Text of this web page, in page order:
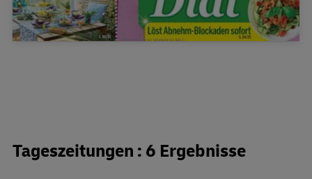
Tageszeitungen : 6 Ergebnisse